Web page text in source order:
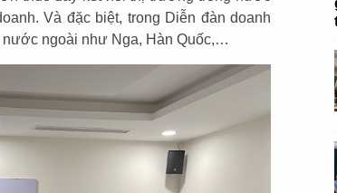
Và đặc biệt, trong Diễn đàn doanh
nước ngoài như Nga, Hàn Quốc,…